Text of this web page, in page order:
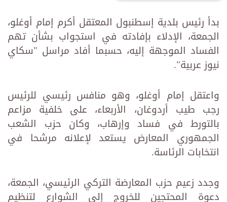
بدأ رئيس بلدية إسطنبول المعتقل أكرم إمام أوغلو،
الجمعة، الإدلاء بإفادته في استجواب بشأن تهم
الفساد الموجهة إليه، حسبما أفاد مراسل "سكاي
نيوز عربية".
واعتقل إمام أوغلو، وهو منافس رئيسي للرئيس
رجب طيب أردوغان، الأربعاء، على خلفية مزاعم
بالتورط في فساد وإرهاب، وكان حزب الشعب
الجمهوري المعارض يستعد لإعلانه مرشحا في
انتخابات الرئاسة.
وجدد زعيم حزب المعارضة التركي الرئيسي، الجمعة،
دعوة المحتجين للخروج إلى الشوارع لتنظيم